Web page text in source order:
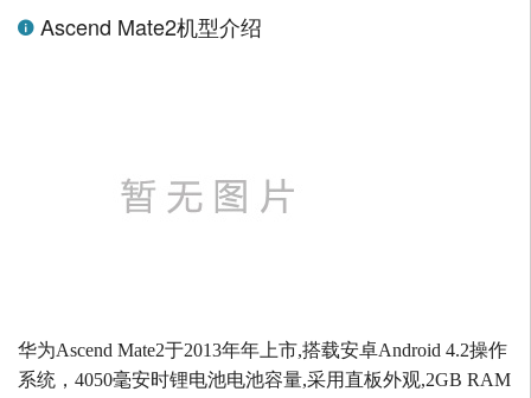
Ascend Mate2机型介绍
华为Ascend Mate2于2013年年上市,搭载安卓Android 4.2操作
系统，4050毫安时锂电池电池容量,采用直板外观,2GB RAM